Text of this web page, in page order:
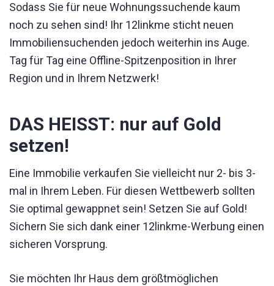
Sodass Sie für neue Wohnungssuchende kaum
noch zu sehen sind! Ihr 12linkme sticht neuen
Immobiliensuchenden jedoch weiterhin ins Auge.
Tag für Tag eine Offline-Spitzenposition in Ihrer
Region und in Ihrem Netzwerk!
DAS HEISST: nur auf Gold
setzen!
Eine Immobilie verkaufen Sie vielleicht nur 2- bis 3-
mal in Ihrem Leben. Für diesen Wettbewerb sollten
Sie optimal gewappnet sein! Setzen Sie auf Gold!
Sichern Sie sich dank einer 12linkme-Werbung einen
sicheren Vorsprung.
Sie möchten Ihr Haus dem größtmöglichen